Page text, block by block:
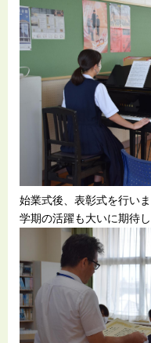
始業式後、表彰式を行い
学期の活躍も大いに期待し